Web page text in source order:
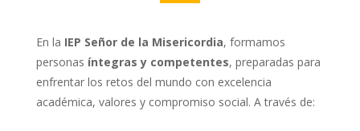
En la IEP Señor de la Misericordia, formamos
personas íntegras y competentes, preparadas para
enfrentar los retos del mundo con excelencia
académica, valores y compromiso social. A través de: